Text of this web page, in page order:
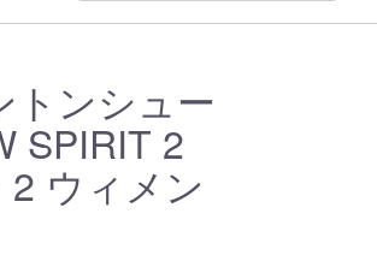
トンシュー
SPIRIT 2
ウィメン